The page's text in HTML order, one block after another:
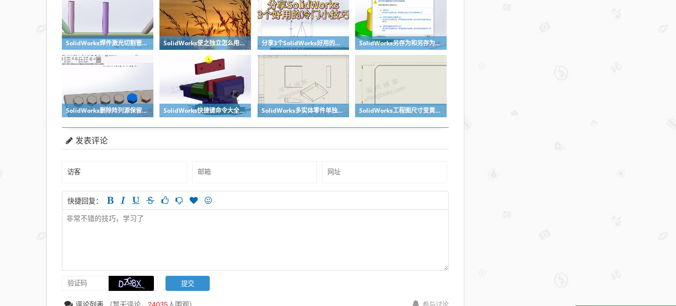
SolidWorks焊件激光切割管口对接无干涉处理方法，不需要坡口 SolidWorks使之独立怎么用？溪风一个视频教会你 分享3个SolidWorks好用的冷门小技巧 SolidWorks另存为和另存为副本区别？
SolidWorks删除阵列源保留后面阵列的方法汇总 SolidWorks快捷键命令大全之复制粘贴零件，提高装配效率 SolidWorks多实体零件单独出某个实体工程图的方法分享 SolidWorks工程图尺寸变黄丢失了怎么办？合理标注很重要
发表评论
快捷回复：